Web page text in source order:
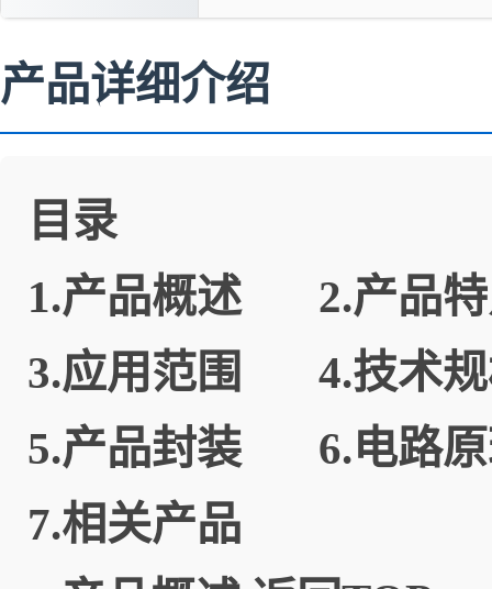
产品详细介绍
目录
1.产品概述2.产品
3.应用范围 4.技术
5.产品封装 6.电路
7.相关产品